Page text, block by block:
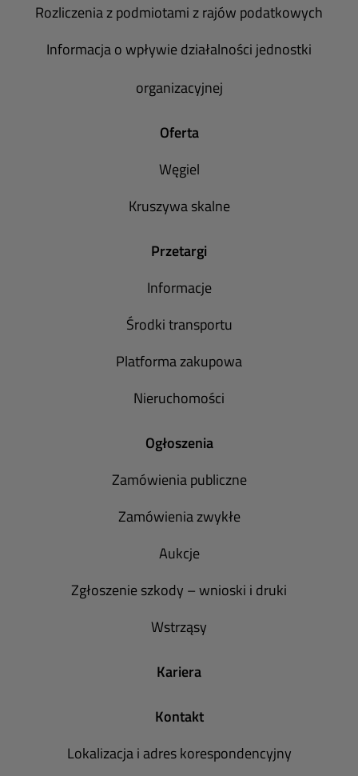
Rozliczenia z podmiotami z rajów podatkowych
Informacja o wpływie działalności jednostki
organizacyjnej
Oferta
Węgiel
Kruszywa skalne
Przetargi
Informacje
Środki transportu
Platforma zakupowa
Nieruchomości
Ogłoszenia
Zamówienia publiczne
Zamówienia zwykłe
Aukcje
Zgłoszenie szkody – wnioski i druki
Wstrząsy
Kariera
Kontakt
Lokalizacja i adres korespondencyjny